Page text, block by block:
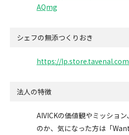
AQmg
シェフの無添つくりおき
https://
法人の特徴
AIVICKの価値観やミッショ
のか、気になった方は「